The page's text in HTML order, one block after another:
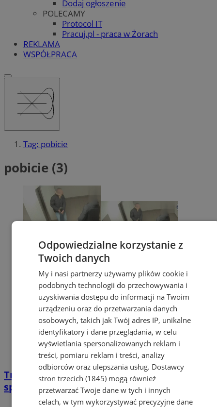
Dodaj ogłoszenie
POLECAMY
Protocol IT
Pracuj.pl - praca w Żorach
REKLAMA
WSPÓŁPRACA
Tag: pobicie
pobicie (3)
Trzej mężczyźni pobili 44-latka w windzie –
sprawcy zatrzymani
Odpowiedzialne korzystanie z
Twoich danych
My i nasi partnerzy używamy plików cookie i
podobnych technologii do przechowywania i
uzyskiwania dostępu do informacji na Twoim
urządzeniu oraz do przetwarzania danych
osobowych, takich jak Twój adres IP, unikalne
identyfikatory i dane przeglądania, w celu
wyświetlania spersonalizowanych reklam i
treści, pomiaru reklam i treści, analizy
odbiorców oraz ulepszania usług. Dostawcy
stron trzecich (1845) mogą również
przetwarzać Twoje dane w tych i innych
celach, w tym wykorzystywać precyzyjne dane